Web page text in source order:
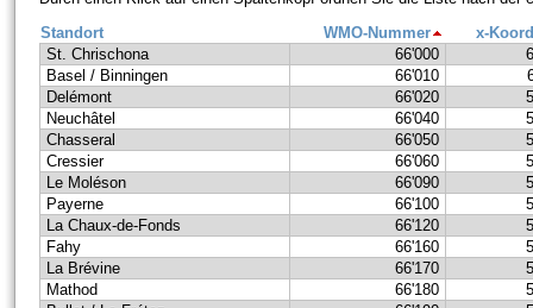
Standort
WMO-Nummer
x-
St. Chrischona
66'000
Basel / Binningen
66'010
Delémont
66'020
Neuchâtel
66'040
Chasseral
66'050
Cressier
66'060
Le Moléson
66'090
Payerne
66'100
La Chaux-de-Fonds
66'120
Fahy
66'160
La Brévine
66'170
Mathod
66'180